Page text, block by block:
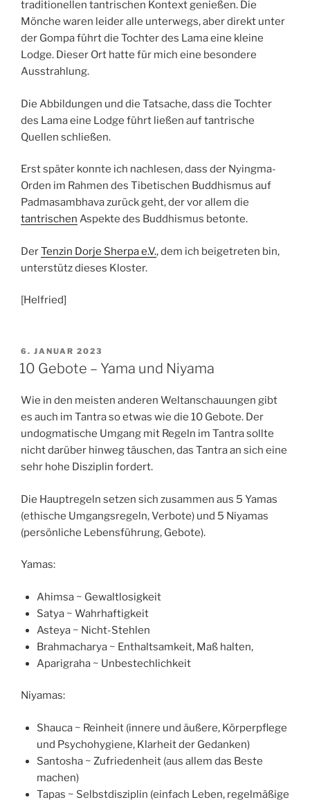
traditionellen tantrischen Kontext genießen. Die
Mönche waren leider alle unterwegs, aber direkt unter
der Gompa führt die Tochter des Lama eine kleine
Lodge. Dieser Ort hatte für mich eine besondere
Ausstrahlung.
Die Abbildungen und die Tatsache, dass die Tochter
des Lama eine Lodge führt ließen auf tantrische
Quellen schließen.
Erst später konnte ich nachlesen, dass der Nyingma-
Orden im Rahmen des Tibetischen Buddhismus auf
Padmasambhava zurück geht, der vor allem die
tantrischen Aspekte des Buddhismus betonte.
DerTenzin Dorje Sherpa e.V., dem ich beigetreten bin,
unterstütz dieses Kloster.
[Helfried]
VERÖFFENTLICHT
AM
6. JANUAR 2023
10 Gebote – Yama und Niyama
Wie in den meisten anderen Weltanschauungen gibt
es auch im Tantra so etwas wie die 10 Gebote. Der
undogmatische Umgang mit Regeln im Tantra sollte
nicht darüber hinweg täuschen, das Tantra an sich eine
sehr hohe Disziplin fordert.
Die Hauptregeln setzen sich zusammen aus 5 Yamas
(ethische Umgangsregeln, Verbote) und 5 Niyamas
(persönliche Lebensführung, Gebote).
Yamas:
Ahimsa ~ Gewaltlosigkeit
Satya ~ Wahrhaftigkeit
Asteya ~ Nicht-Stehlen
Brahmacharya ~ Enthaltsamkeit, Maß halten,
Aparigraha ~ Unbestechlichkeit
Niyamas:
Shauca ~ Reinheit (innere und äußere, Körperpflege
und Psychohygiene, Klarheit der Gedanken)
Santosha ~ Zufriedenheit (aus allem das Beste
machen)
Tapas ~ Selbstdisziplin (einfach Leben, regelmäßige